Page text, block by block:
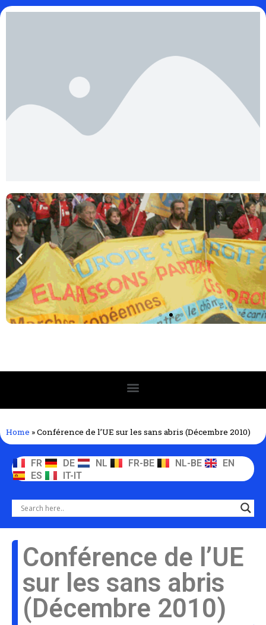
Home »Conférence de l’UE sur les sans abris (Décembre 2010)
FR DE NL FR-BE NL-BE
EN
ES
IT-IT
Conférence de l’UE
sur les sans abris
(Décembre 2010)